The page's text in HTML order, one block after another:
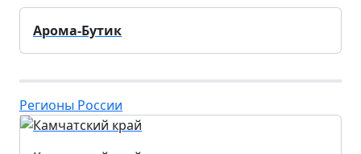
Арома-Бутик
Регионы России